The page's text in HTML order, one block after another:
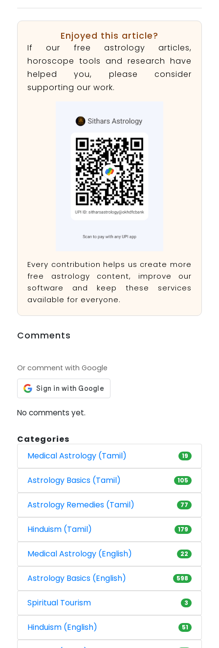
Enjoyed this article?
If our free astrology articles,
horoscope tools and research have
helped you, please consider
supporting our work.
Every contribution helps us create more
free astrology content, improve our
software and keep these services
available for everyone.
Comments
Or comment with Google
No comments yet.
Categories
Medical Astrology (Tamil)
19
Astrology Basics (Tamil) 105
Astrology Remedies (Tamil) 77
Hinduism (Tamil) 179
Medical Astrology (English) 22
Astrology Basics (English) 598
Spiritual Tourism 3
Hinduism (English) 51